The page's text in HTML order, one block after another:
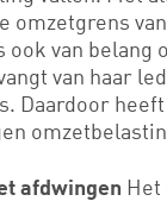
omzetgrens
van belang
van haar
Daardoor
afdwingen Het